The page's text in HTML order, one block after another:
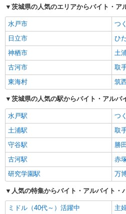
茨城県の人気のエリアからバイト・ア
水戸市
つ
日立市
ひ
神栖市
土
古河市
取
東海村
筑
茨城県の人気の駅からバイト・アルバ
水戸駅
つ
土浦駅
取
守谷駅
勝
古河駅
赤
研究学園駅
万
人気の特集からバイト・アルバイト・
ミドル（40代～）活躍中
主